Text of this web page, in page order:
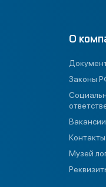
О
Законы
Вакансии
Контакты
Музей